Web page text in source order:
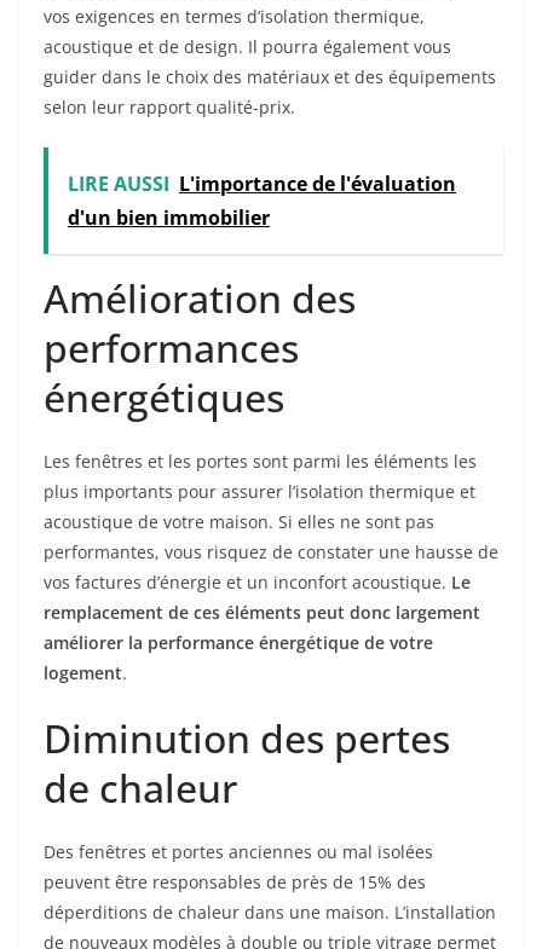
vos exigences en termes d’isolation thermique,
acoustique et de design. Il pourra également vous
guider dans le choix des matériaux et des équipements
selon leur rapport qualité-prix.
LIRE AUSSI L'importance de l'évaluation
d'un bien immobilier
Amélioration des
performances
énergétiques
Les fenêtres et les portes sont parmi les éléments les
plus importants pour assurer l’isolation thermique et
acoustique de votre maison. Si elles ne sont pas
performantes, vous risquez de constater une hausse de
vos factures d’énergie et un inconfort acoustique. Le
remplacement de ces éléments peut donc largement
améliorer la performance énergétique de votre
logement.
Diminution des pertes
de chaleur
Des fenêtres et portes anciennes ou mal isolées
peuvent être responsables de près de 15% des
déperditions de chaleur dans une maison. L’installation
de nouveaux modèles à double ou triple vitrage permet